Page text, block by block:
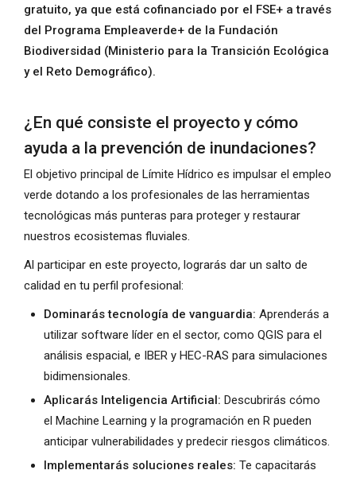
gratuito, ya que está cofinanciado por el FSE+ a través
del Programa Empleaverde+ de la Fundación
Biodiversidad (Ministerio para la Transición Ecológica
y el Reto Demográfico).
¿En qué consiste el proyecto y cómo
ayuda a la prevención de inundaciones?
El objetivo principal de Límite Hídrico es impulsar el empleo
verde dotando a los profesionales de las herramientas
tecnológicas más punteras para proteger y restaurar
nuestros ecosistemas fluviales.
Al participar en este proyecto, lograrás dar un salto de
calidad en tu perfil profesional:
Dominarás tecnología de vanguardia: Aprenderás a
utilizar software líder en el sector, como QGIS para el
análisis espacial, e IBER y HEC-RAS para simulaciones
bidimensionales.
Aplicarás Inteligencia Artificial: Descubrirás cómo
el Machine Learning y la programación en R pueden
anticipar vulnerabilidades y predecir riesgos climáticos.
Implementarás soluciones reales: Te capacitarás